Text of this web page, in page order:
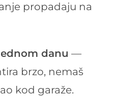
propadaju na
danu —
brzo, nemaš
kod garaže.